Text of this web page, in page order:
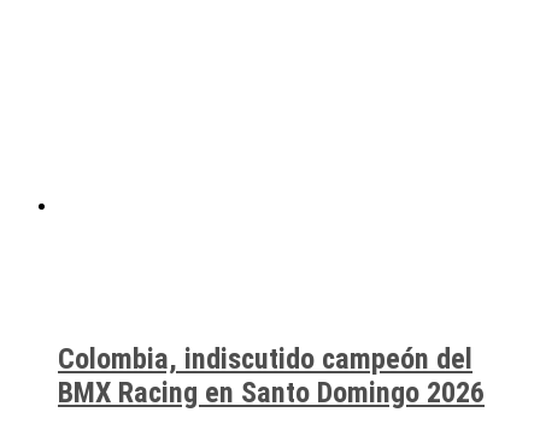
Colombia, indiscutido campeón del
BMX Racing en Santo Domingo 2026